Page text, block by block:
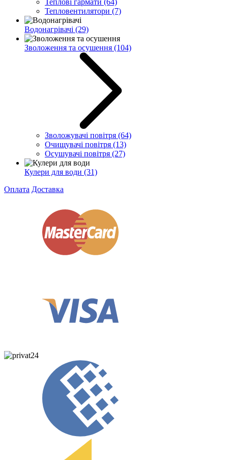
Тепловентилятори (7)
Водонагрівачі (29)
Зволоження та осушення (104)
Зволожувачі повітря (64)
Очищувачі повітря (13)
Осушувачі повітря (27)
Кулери для води (31)
Оплата Доставка